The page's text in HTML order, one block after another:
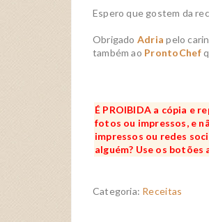
Espero que gostem da
Obrigado Adria pelo
também ao ProntoChef
É PROIBIDA a cópia e
fotos ou impressos, e
impressos ou redes
alguém? Use os
Categoria: Receitas